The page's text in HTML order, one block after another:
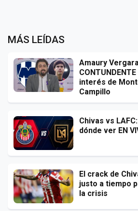
MÁS LEÍDAS
Amaury
interés de
Campillo
Chivas vs
dónde ver EN
El crack de
justo a tiempo
la crisis